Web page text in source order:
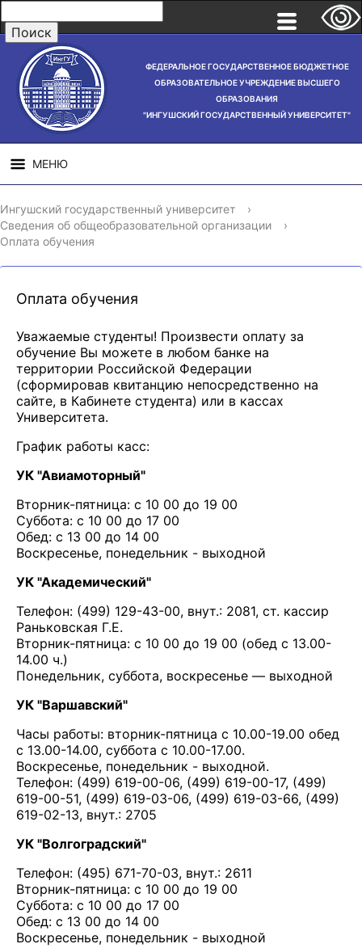
ФЕДЕРАЛЬНОЕ ГОСУДАРСТВЕННОЕ БЮДЖЕТНОЕ
ОБРАЗОВАТЕЛЬНОЕ УЧРЕЖДЕНИЕ ВЫСШЕГО
ОБРАЗОВАНИЯ
"ИНГУШСКИЙ ГОСУДАРСТВЕННЫЙ УНИВЕРСИТЕТ"
МЕНЮ
СВЕДЕНИЯ ОБ
ОБРАЗОВАТЕЛЬНОЙ
ОРГАНИЗАЦИИ
НАУЧНАЯ
ДЕЯТЕЛЬНОСТЬ
Ингушский государственный университет
›
Сведения об общеобразовательной организации
›
Оплата обучения
Оплата обучения
Уважаемые студенты! Произвести оплату за
обучение Вы можете в любом банке на
территории Российской Федерации
(сформировав квитанцию непосредственно на
сайте, в Кабинете студента) или в кассах
Университета.
График работы касс:
УК "Авиамоторный"
Вторник-пятница: с 10 00 до 19 00
Суббота: с 10 00 до 17 00
Обед: с 13 00 до 14 00
Воскресенье, понедельник - выходной
УК "Академический"
Телефон: (499) 129-43-00, внут.: 2081, ст. кассир
Раньковская Г.Е.
Вторник-пятница: с 10 00 до 19 00 (обед с 13.00-
14.00 ч.)
Понедельник, суббота, воскресенье — выходной
УК "Варшавский"
Часы работы: вторник-пятница с 10.00-19.00 обед
с 13.00-14.00, суббота с 10.00-17.00.
Воскресенье, понедельник - выходной.
Телефон: (499) 619-00-06, (499) 619-00-17, (499)
619-00-51, (499) 619-03-06, (499) 619-03-66, (499)
619-02-13, внут.: 2705
УК "Волгоградский"
Телефон: (495) 671-70-03, внут.: 2611
Вторник-пятница: с 10 00 до 19 00
Суббота: с 10 00 до 17 00
Обед: с 13 00 до 14 00
Воскресенье, понедельник - выходной